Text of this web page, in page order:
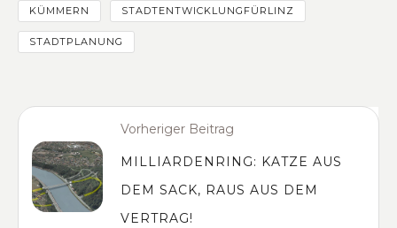
KÜMMERN
STADTENTWICKLUNGFÜRLINZ
STADTPLANUNG
Vorheriger Beitrag
MILLIARDENRING: KATZE AUS
DEM SACK, RAUS AUS DEM
VERTRAG!